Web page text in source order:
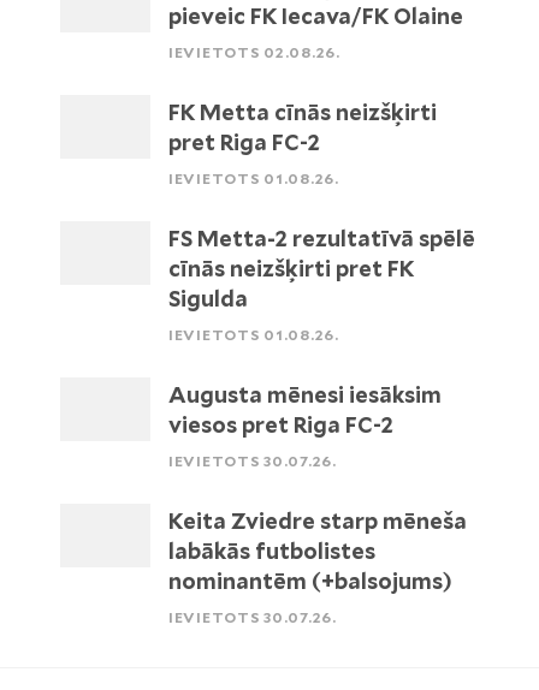
pieveic FK Iecava/FK Olaine
IEVIETOTS 02.08.26.
FK Metta cīnās neizšķirti
pret Riga FC-2
IEVIETOTS 01.08.26.
FS Metta-2 rezultatīvā spēlē
cīnās neizšķirti pret FK
Sigulda
IEVIETOTS 01.08.26.
Augusta mēnesi iesāksim
viesos pret Riga FC-2
IEVIETOTS 30.07.26.
Keita Zviedre starp mēneša
labākās futbolistes
nominantēm (+balsojums)
IEVIETOTS 30.07.26.